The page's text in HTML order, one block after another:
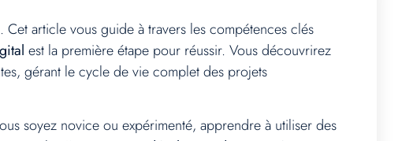
article vous guide à travers les compétences clés
est la première étape pour réussir. Vous découvrirez
gérant le cycle de vie complet des projets
soyez novice ou expérimenté, apprendre à utiliser des